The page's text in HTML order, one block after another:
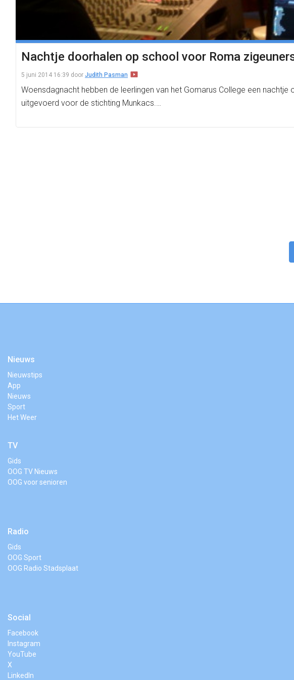
Nachtje doorhalen op school voor Roma
5 juni 2014 16:39 door Judith Pasman
Woensdagnacht hebben de leerlingen van het Gomarus College een
uitgevoerd voor de stichting Munkacs.…
Nieuws
Nieuwstips
App
Nieuws
Sport
Het Weer
TV
Gids
OOG TV Nieuws
OOG voor senioren
Radio
Gids
OOG Sport
OOG Radio Stadsplaat
Social
Facebook
Instagram
YouTube
X
LinkedIn